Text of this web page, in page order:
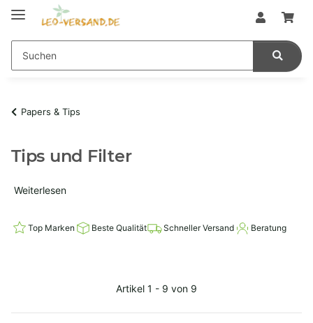
Papers & Tips
Tips und Filter
Weiterlesen
Top Marken Beste Qualität Schneller Versand Beratung
Artikel 1 - 9 von 9